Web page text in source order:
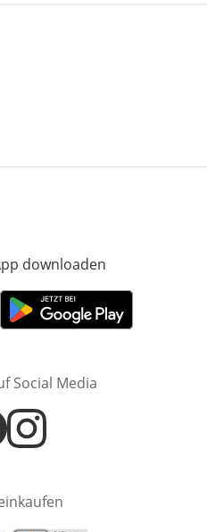
downloaden
Öffnet in neuem Fenster
Social Media
in neuem Fenster
Öffnet in neuem Fenster